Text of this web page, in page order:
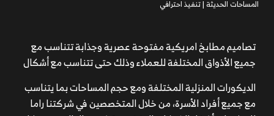
المساحات الحديثة | تنفيذ احترافي
تصاميم مطابخ امريكية مفتوحة عصرية وجذابة تتناسب مع
جميع الأذواق المختلفة للعملاء وذلك حتى تتناسب مع أشكال
الديكورات المنزلية المختلفة ومع حجم المساحات بما يتناسب
مع جميع أفراد الأسرة، من خلال المتخصصين في شركتنا راما